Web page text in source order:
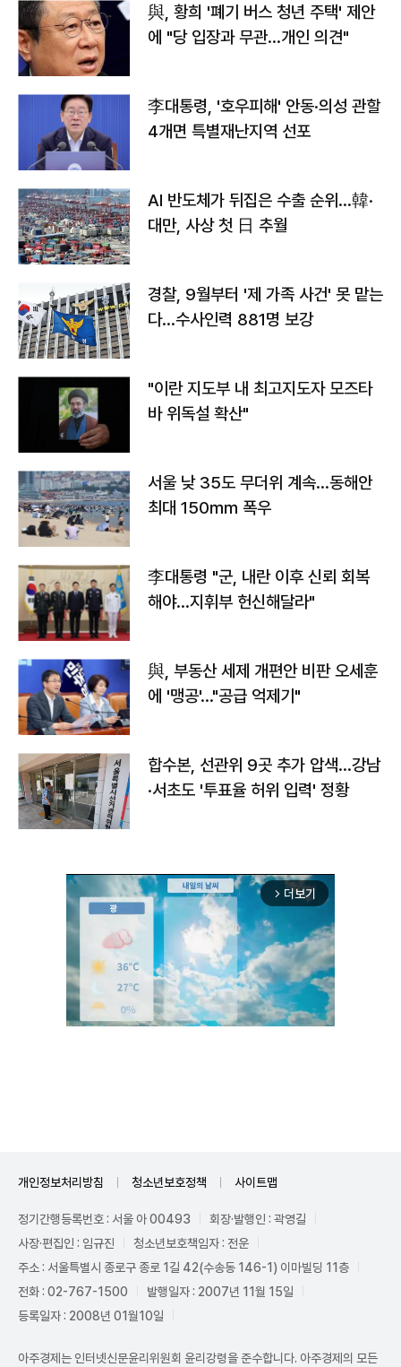
與, 황희 '폐기 버스 청년 주택' 제안
에 "당 입장과 무관…개인 의견"
李대통령, '호우피해' 안동·의성 관할
4개면 특별재난지역 선포
AI 반도체가 뒤집은 수출 순위…韓·
대만, 사상 첫 日 추월
경찰, 9월부터 '제 가족 사건' 못 맡는
다…수사인력 881명 보강
"이란 지도부 내 최고지도자 모즈타
바 위독설 확산"
서울 낮 35도 무더위 계속…동해안
최대 150㎜ 폭우
李대통령 "군, 내란 이후 신뢰 회복
해야…지휘부 헌신해달라"
與, 부동산 세제 개편안 비판 오세훈
에 '맹공'…"공급 억제기"
합수본, 선관위 9곳 추가 압색…강남
·서초도 '투표율 허위 입력' 정황
arrow_forward_ios 더보기
개인정보처리방침 청소년보호정책 사이트맵
정기간행등록번호 : 서울 아 00493
회장·발행인 : 곽영길
사장·편집인 : 임규진
청소년보호책임자 : 전운
주소 : 서울특별시 종로구 종로 1길 42(수송동 146-1) 이마빌딩 11층
전화 : 02-767-1500
발행일자 : 2007년 11월 15일
등록일자 : 2008년 01월10일
아주경제는 인터넷신문윤리위원회 윤리강령을 준수합니다. 아주경제의 모든